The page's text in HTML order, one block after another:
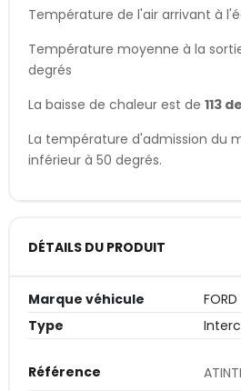
Température de l'air arrivant à
Température moyenne à la
degrés
La baisse de chaleur est de 113
La température d'admission du
inférieur à 50 degrés.
DÉTAILS DU PRODUIT
Marque véhicule
FORD
Type
Référence